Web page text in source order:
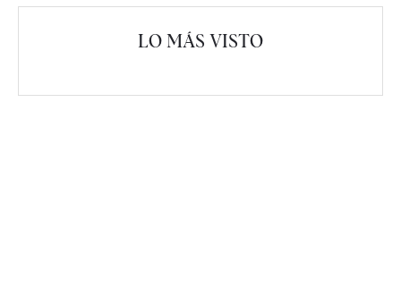
LO MÁS VISTO